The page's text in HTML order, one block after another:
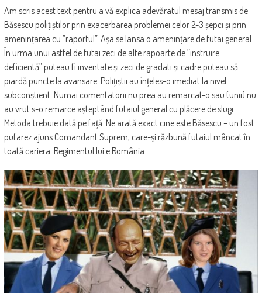
Am scris acest text pentru a vă explica adevăratul mesaj transmis de
Băsescu polițiștilor prin exacerbarea problemei celor 2-3 șepci și prin
amenințarea cu ”raportul”. Așa se lansa o amenințare de futai general.
În urma unui astfel de futai zeci de alte rapoarte de ”instruire
deficientă” puteau fi inventate și zeci de gradati și cadre puteau să
piardă puncte la avansare. Polițiștii au înțeles-o imediat la nivel
subconștient. Numai comentatorii nu prea au remarcat-o sau (unii) nu
au vrut s-o remarce așteptând futaiul general cu plăcere de slugi.
Metoda trebuie dată pe față. Ne arată exact cine este Băsescu – un fost
pufarez ajuns Comandant Suprem, care-și răzbună futaiul mâncat în
toată cariera. Regimentul lui e România.